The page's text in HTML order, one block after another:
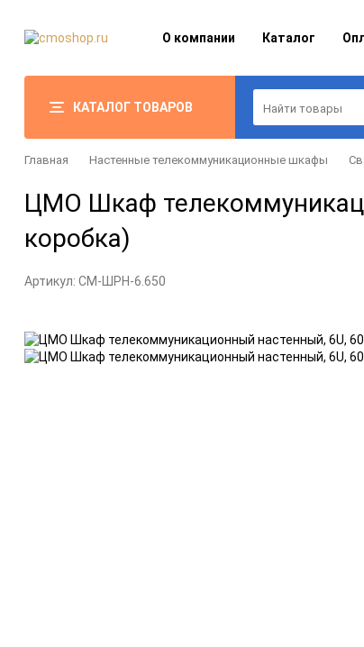
О компании Каталог
КАТАЛОГ ТОВАРОВ
Главная Настенные телекоммуникационные шкафы
ЦМО Шкаф
коробка)
Артикул: CM-ШРН-6.650